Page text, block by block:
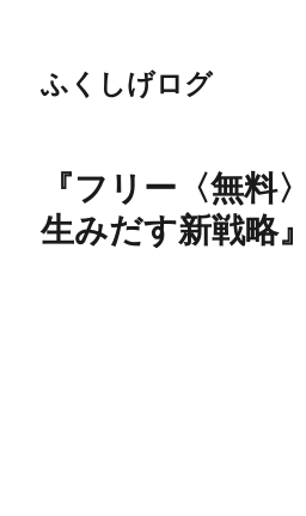
ふくしげログ
『フリー〈無料
生みだす新戦略』